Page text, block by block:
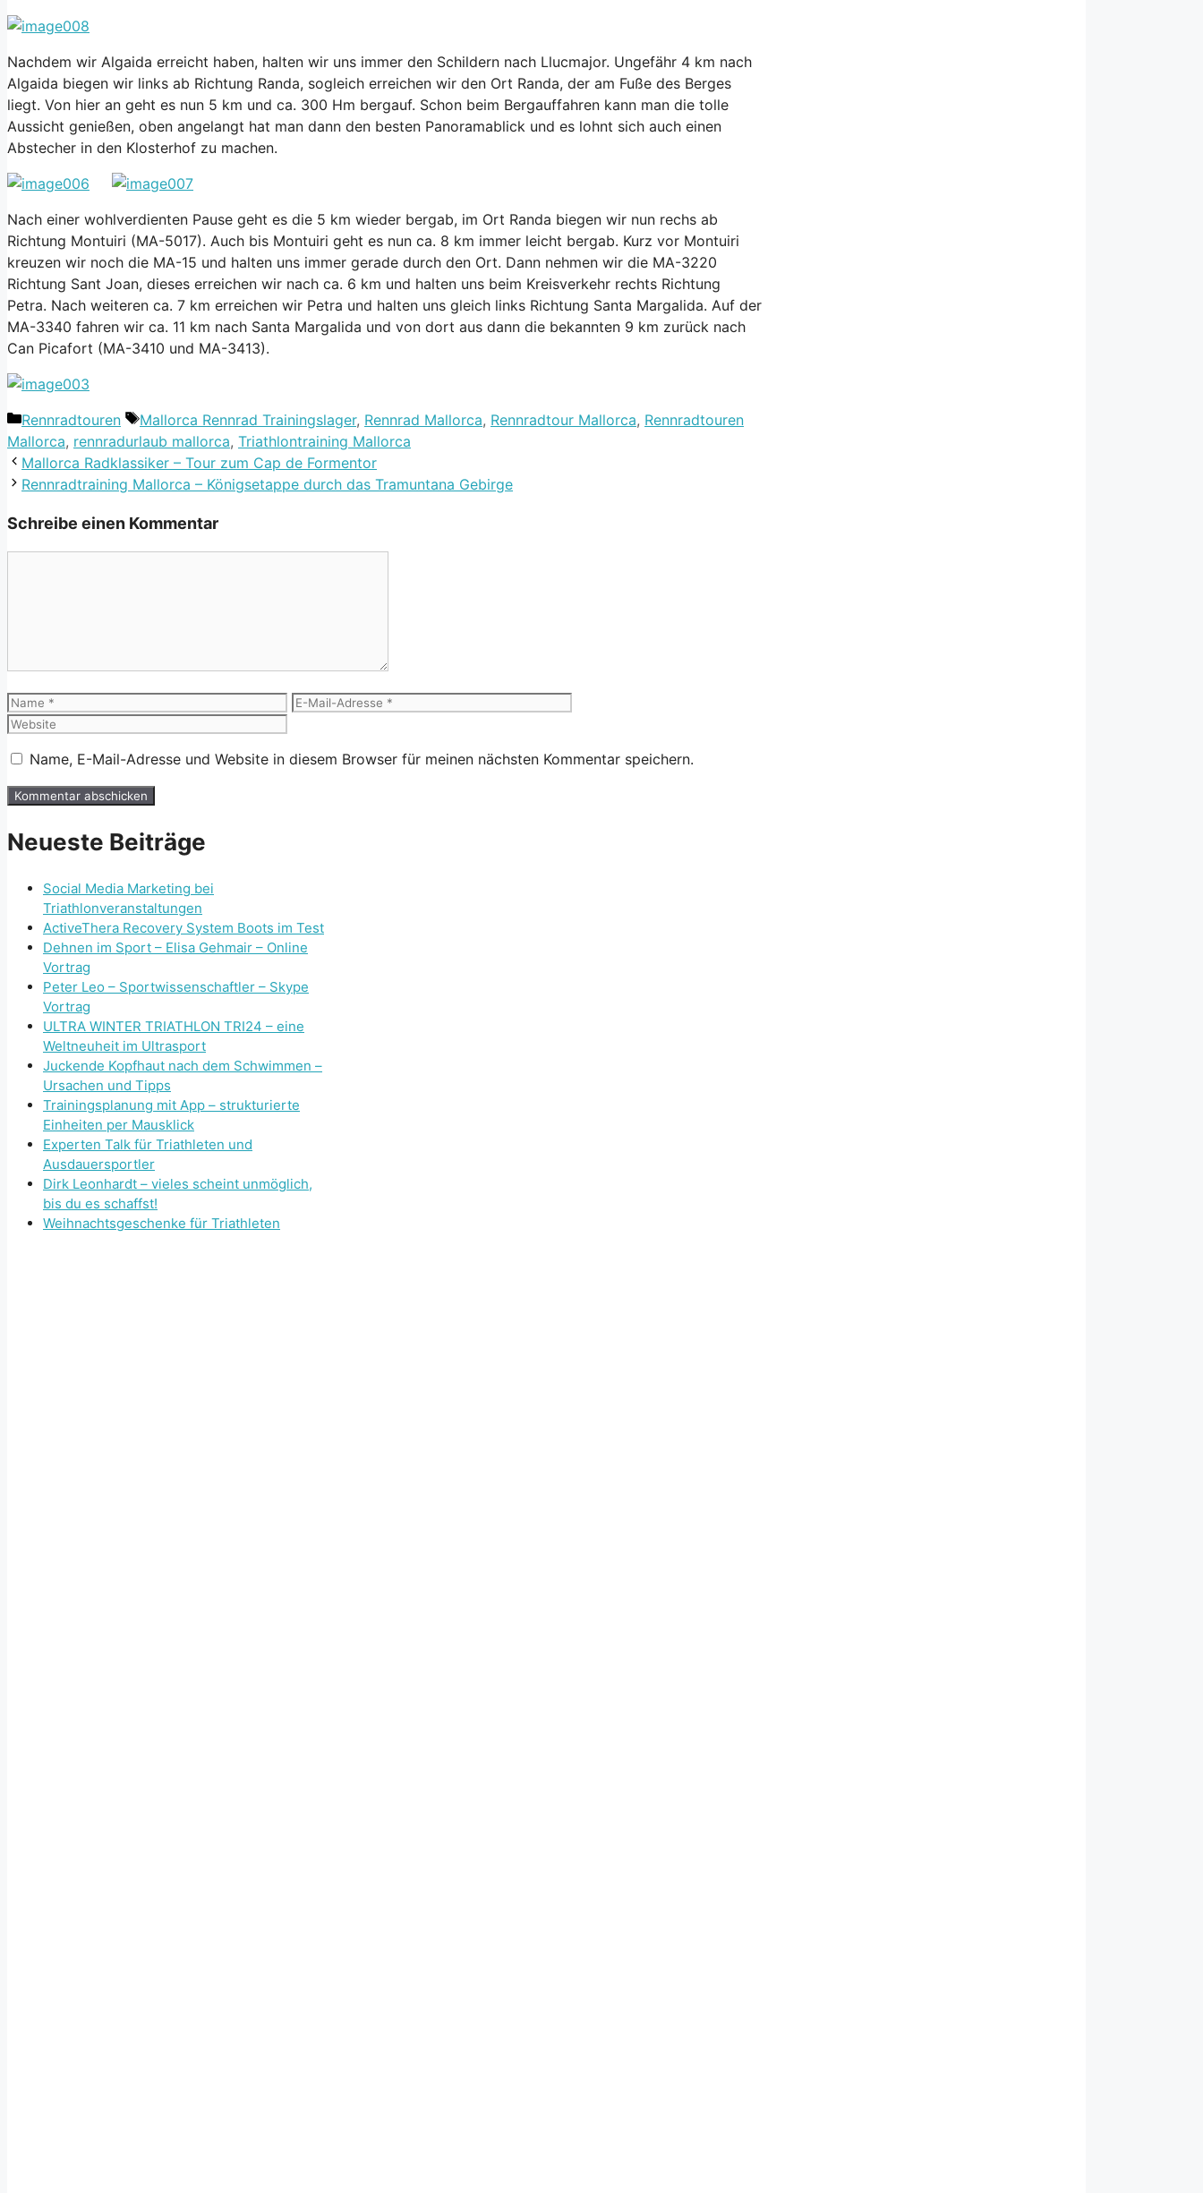
Nachdem wir Algaida erreicht haben, halten wir uns immer den Schildern nach Llucmajor. Ungefähr 4 km nach
Algaida biegen wir links ab Richtung Randa, sogleich erreichen wir den Ort Randa, der am Fuße des Berges
liegt. Von hier an geht es nun 5 km und ca. 300 Hm bergauf. Schon beim Bergauffahren kann man die tolle
Aussicht genießen, oben angelangt hat man dann den besten Panoramablick und es lohnt sich auch einen
Abstecher in den Klosterhof zu machen.
Nach einer wohlverdienten Pause geht es die 5 km wieder bergab, im Ort Randa biegen wir nun rechs ab
Richtung Montuiri (MA-5017). Auch bis Montuiri geht es nun ca. 8 km immer leicht bergab. Kurz vor Montuiri
kreuzen wir noch die MA-15 und halten uns immer gerade durch den Ort. Dann nehmen wir die MA-3220
Richtung Sant Joan, dieses erreichen wir nach ca. 6 km und halten uns beim Kreisverkehr rechts Richtung
Petra. Nach weiteren ca. 7 km erreichen wir Petra und halten uns gleich links Richtung Santa Margalida. Auf der
MA-3340 fahren wir ca. 11 km nach Santa Margalida und von dort aus dann die bekannten 9 km zurück nach
Can Picafort (MA-3410 und MA-3413).
Kategorien
Rennradtouren Schlagwörter
Mallorca Rennrad Trainingslager, Rennrad Mallorca, Rennradtour Mallorca, Rennradtouren
Mallorca, rennradurlaub mallorca, Triathlontraining Mallorca
Mallorca Radklassiker – Tour zum Cap de Formentor
Rennradtraining Mallorca – Königsetappe durch das Tramuntana Gebirge
Schreibe einen Kommentar
Name
E-
Name, E-Mail-Adresse und Website in diesem Browser für meinen nächsten Kommentar speichern.
Neueste Beiträge
Social Media Marketing bei
Triathlonveranstaltungen
ActiveThera Recovery System Boots im Test
Dehnen im Sport – Elisa Gehmair – Online
Vortrag
Peter Leo – Sportwissenschaftler – Skype
Vortrag
ULTRA WINTER TRIATHLON TRI24 – eine
Weltneuheit im Ultrasport
Juckende Kopfhaut nach dem Schwimmen –
Ursachen und Tipps
Trainingsplanung mit App – strukturierte
Einheiten per Mausklick
Experten Talk für Triathleten und
Ausdauersportler
Dirk Leonhardt – vieles scheint unmöglich,
bis du es schaffst!
Weihnachtsgeschenke für Triathleten